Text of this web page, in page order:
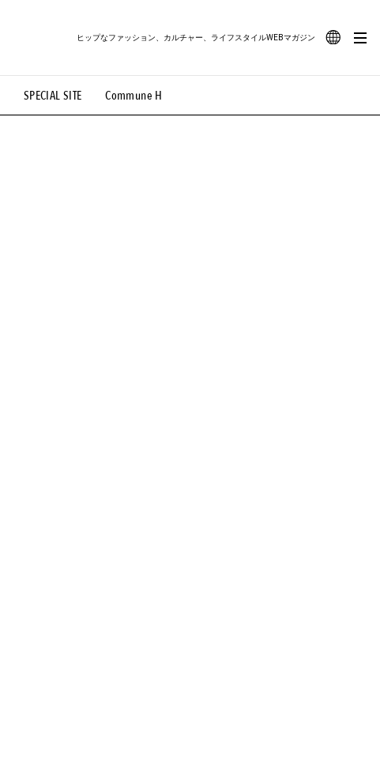
SPECIAL SITE Commune H
ヒップなファッション、カルチャー、ライフスタイルWEBマガジン
#路地裏てぃーん。 #MONTHLY JOURNAL
#MOVIE #LIFESTYLE #SNEAKER #OUTDOOR